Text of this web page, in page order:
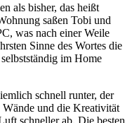
als bisher, das heißt
saßen Tobi und
was nach einer Weile
Sinne des Wortes die
im Home
schnell runter, der
und die Kreativität
schneller ab. Die besten